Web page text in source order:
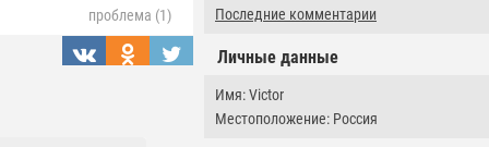
Последние комментарии
Личные данные
Имя: Victor
Местоположение: Россия
проблема (1)